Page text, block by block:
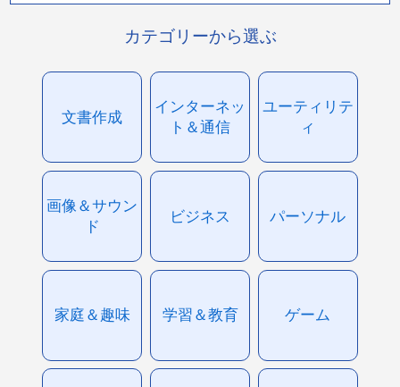
カテゴリーから選ぶ
文書作成
インターネッ
ト＆通信
ユーティリテ
ィ
画像＆サウン
ド
ビジネス パーソナル
家庭＆趣味 学習＆教育 ゲーム